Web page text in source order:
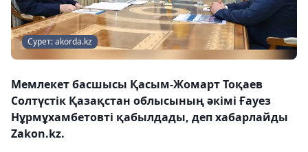
Сурет: akorda.kz
Мемлекет басшысы Қасым-Жомарт Тоқаев
Солтүстік Қазақстан облысының әкімі Ғауез
Нұрмұхамбетовті қабылдады, деп хабарлайды
Zakon.kz.